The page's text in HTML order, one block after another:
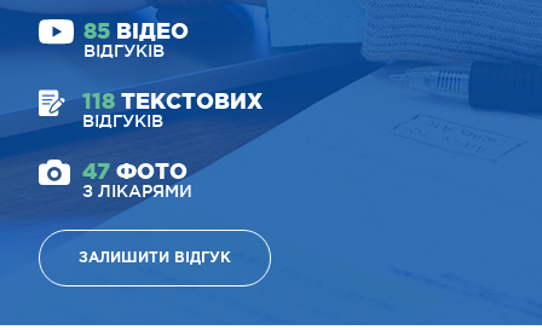
85 ВІДЕО
ВІДГУКІВ
118 ТЕКСТОВИХ
ВІДГУКІВ
47 ФОТО
З ЛІКАРЯМИ
ЗАЛИШИТИ ВІДГУК